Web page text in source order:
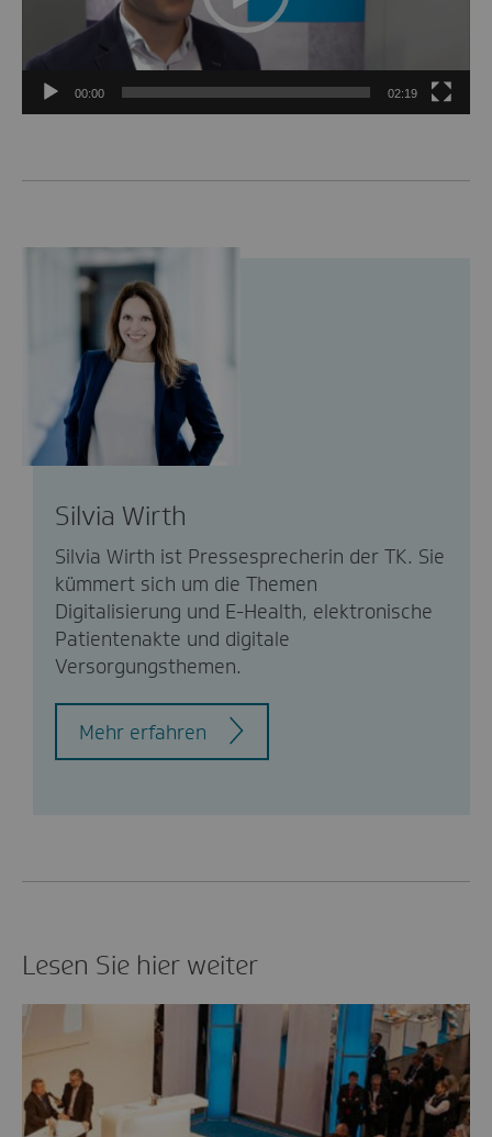
00:00 02:19
Silvia Wirth
Silvia Wirth ist Pressesprecherin der TK. Sie
kümmert sich um die Themen
Digitalisierung und E-Health, elektronische
Patientenakte und digitale
Versorgungsthemen.
Mehr erfahren
Lesen Sie hier weiter